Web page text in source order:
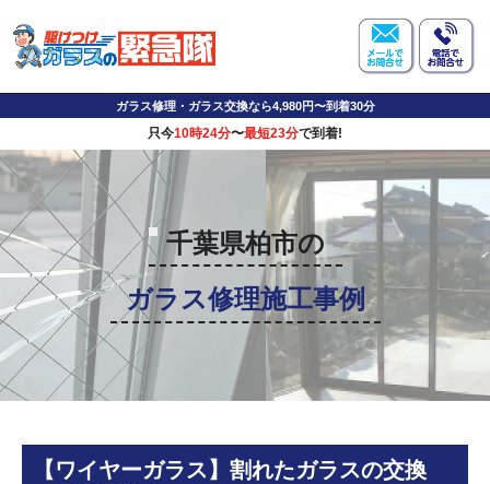
ガラス修理・ガラス交換なら4,980円〜到着30分
只今10時24分〜最短23分で到着!
千葉県柏市の
ガラス修理施工事例
【ワイヤーガラス】割れたガラスの交換